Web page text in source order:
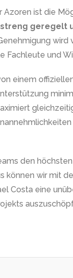
Azoren ist die
geregelt
Fachleute und
einem
den
können wir mit
Costa eine